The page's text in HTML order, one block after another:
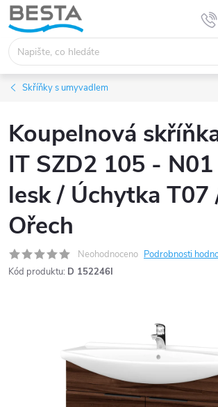
Přejít
na
obsah
Skříňky s umyvadlem
Koupelnová
IT SZD2 105 -
lesk / Úchytka T07
Ořech
Neohodnoceno Podrobnosti
Kód produktu: D 152246I